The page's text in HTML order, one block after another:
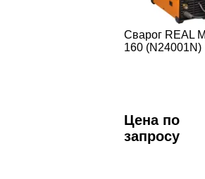
Сварог REAL
160 (N24001N)
Цена по
запросу